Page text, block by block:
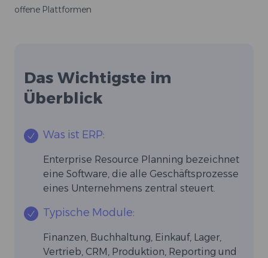
offene Plattformen
Das Wichtigste im
Überblick
Was ist ERP:
Enterprise Resource Planning bezeichnet
eine Software, die alle Geschäftsprozesse
eines Unternehmens zentral steuert.
Typische Module:
Finanzen, Buchhaltung, Einkauf, Lager,
Vertrieb, CRM, Produktion, Reporting und